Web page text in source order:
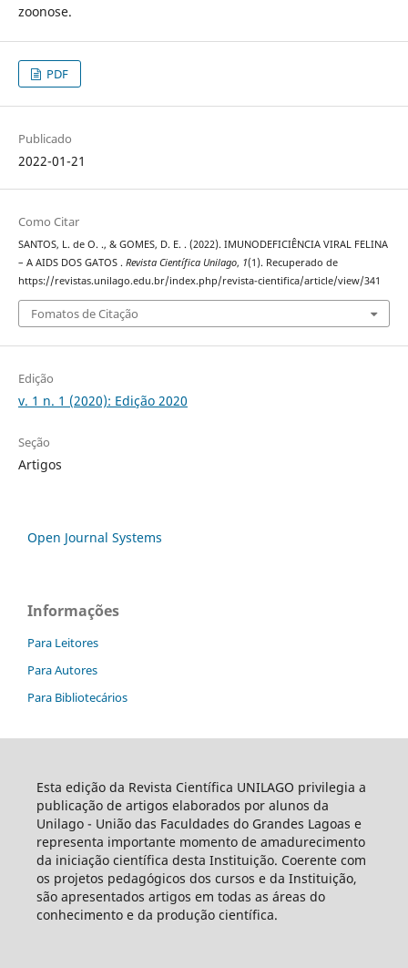
zoonose.
PDF
Publicado
2022-01-21
Como Citar
SANTOS, L. de O. ., & GOMES, D. E. . (2022). IMUNODEFICIÊNCIA VIRAL FELINA
– A AIDS DOS GATOS . Revista Científica Unilago, 1(1). Recuperado de
https://revistas.unilago.edu.br/index.php/revista-cientifica/article/view/341
Fomatos de Citação
Edição
v. 1 n. 1 (2020): Edição 2020
Seção
Artigos
Open Journal Systems
Informações
Para Leitores
Para Autores
Para Bibliotecários
Esta edição da Revista Científica UNILAGO privilegia a
publicação de artigos elaborados por alunos da
Unilago - União das Faculdades do Grandes Lagoas e
representa importante momento de amadurecimento
da iniciação científica desta Instituição. Coerente com
os projetos pedagógicos dos cursos e da Instituição,
são apresentados artigos em todas as áreas do
conhecimento e da produção científica.